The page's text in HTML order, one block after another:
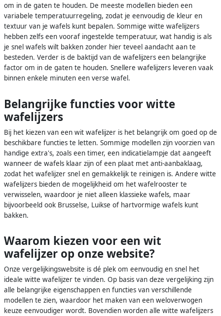
om in de gaten te houden. De meeste modellen bieden een
variabele temperatuurregeling, zodat je eenvoudig de kleur en
textuur van je wafels kunt bepalen. Sommige witte wafelijzers
hebben zelfs een vooraf ingestelde temperatuur, wat handig is als
je snel wafels wilt bakken zonder hier teveel aandacht aan te
besteden. Verder is de baktijd van de wafelijzers een belangrijke
factor om in de gaten te houden. Snellere wafelijzers leveren vaak
binnen enkele minuten een verse wafel.
Belangrijke functies voor witte
wafelijzers
Bij het kiezen van een wit wafelijzer is het belangrijk om goed op de
beschikbare functies te letten. Sommige modellen zijn voorzien van
handige extra's, zoals een timer, een indicatielampje dat aangeeft
wanneer de wafels klaar zijn of een plaat met anti-aanbaklaag,
zodat het wafelijzer snel en gemakkelijk te reinigen is. Andere witte
wafelijzers bieden de mogelijkheid om het wafelrooster te
verwisselen, waardoor je niet alleen klassieke wafels, maar
bijvoorbeeld ook Brusselse, Luikse of hartvormige wafels kunt
bakken.
Waarom kiezen voor een wit
wafelijzer op onze website?
Onze vergelijkingswebsite is dé plek om eenvoudig en snel het
ideale witte wafelijzer te vinden. Op basis van deze vergelijking zijn
alle belangrijke eigenschappen en functies van verschillende
modellen te zien, waardoor het maken van een weloverwogen
keuze eenvoudiger wordt. Bovendien worden alle witte wafelijzers